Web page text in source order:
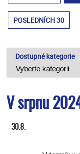
POSLEDNÍCH 30
Dostupné kategorie
V srpnu
30.8.